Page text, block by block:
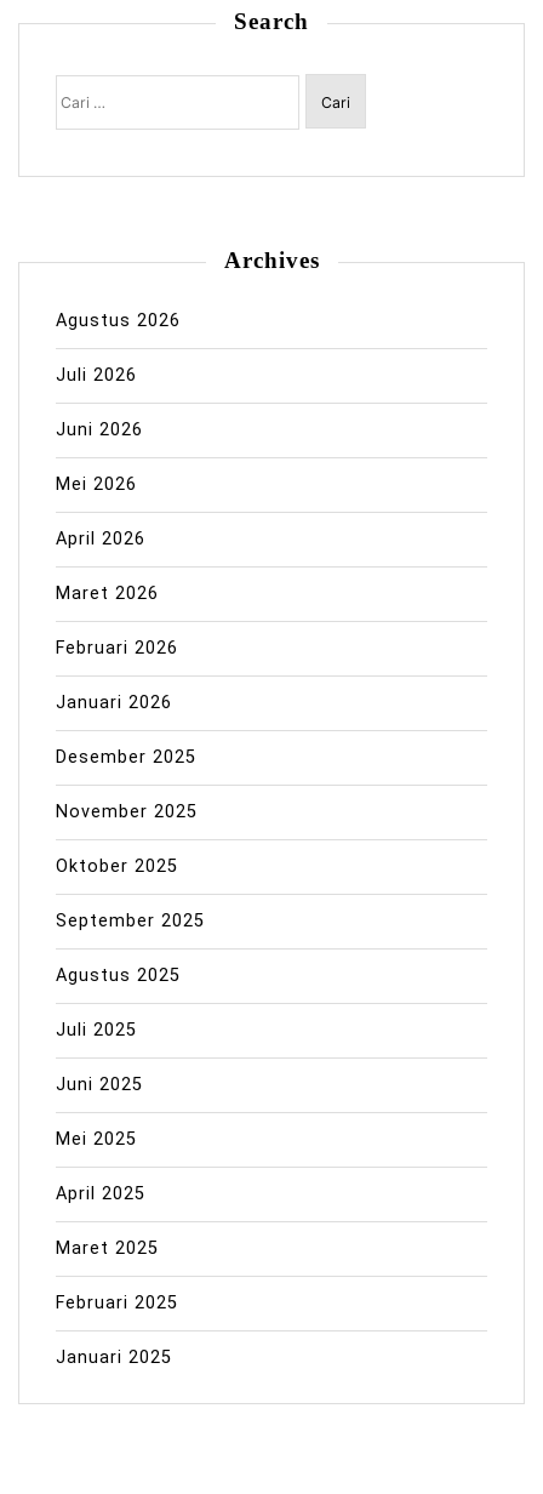
Search
Cari
untuk:
Archives
Agustus 2026
Juli 2026
Juni 2026
Mei 2026
April 2026
Maret 2026
Februari 2026
Januari 2026
Desember 2025
November 2025
Oktober 2025
September 2025
Agustus 2025
Juli 2025
Juni 2025
Mei 2025
April 2025
Maret 2025
Februari 2025
Januari 2025